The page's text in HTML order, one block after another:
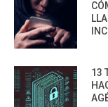
13